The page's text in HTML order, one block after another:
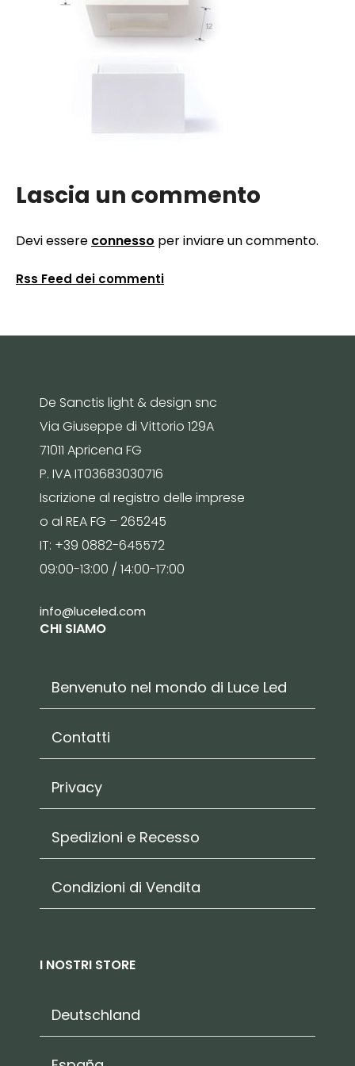
Lascia un commento
Devi essere connesso per inviare un commento.
Rss Feed dei commenti
De Sanctis light & design snc
Via Giuseppe di Vittorio 129A
71011 Apricena FG
P. IVA IT03683030716
Iscrizione al registro delle imprese
o al REA FG – 265245
IT: +39 0882-645572
09:00-13:00 / 14:00-17:00
info@luceled.com
CHI SIAMO
Benvenuto nel mondo di Luce Led
Contatti
Privacy
Spedizioni e Recesso
Condizioni di Vendita
I NOSTRI STORE
Deutschland